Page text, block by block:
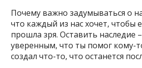
Почему важно задумываться о
что каждый из нас хочет, чтобы
прошла зря. Оставить наследие
уверенным, что ты помог кому-
создал что-то, что останется